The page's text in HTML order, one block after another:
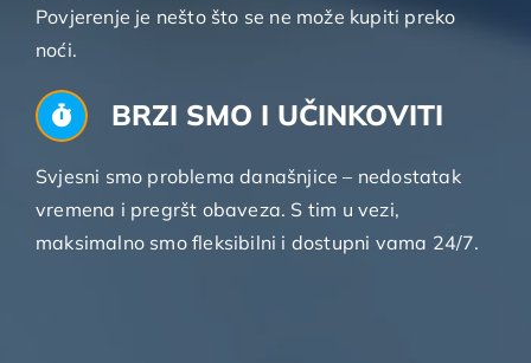
Povjerenje je nešto što se ne može kupiti preko
noći.
BRZI SMO I UČINKOVITI
Svjesni smo problema današnjice – nedostatak
vremena i pregršt obaveza. S tim u vezi,
maksimalno smo fleksibilni i dostupni vama 24/7.